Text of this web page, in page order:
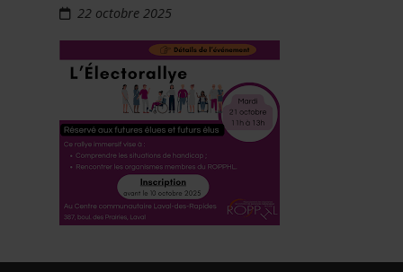
22 octobre 2025